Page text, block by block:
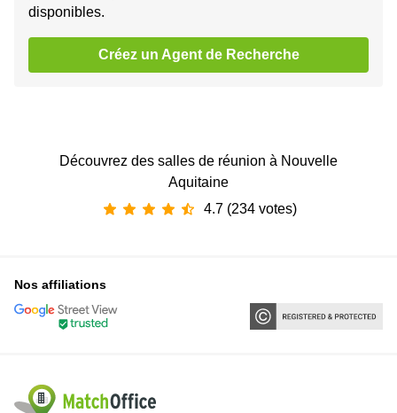
disponibles.
Créez un Agent de Recherche
Découvrez des salles de réunion à Nouvelle
Aquitaine
4.7 (234 votes)
Nos affiliations